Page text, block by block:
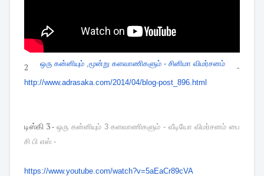
2 ஒரு கன்னியும் ,மூன்று களவாணிகளும் - சினிமா விமர்சனம் -
http://www.adrasaka.com/2014/04/blog-post_896.html
டிஸ்கி 3 -ஒரு கன்னியும் 3 களவாணிகளும் - வீடியோ விமர்சனம் பை
சி பி எஸ் -
https://www.youtube.com/watch?v=5aEaCr89cVA